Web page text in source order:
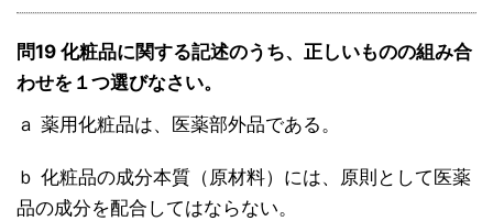
問19 化粧品に関する記述のうち、正しいものの組み合
わせを１つ選びなさい。
ａ 薬用化粧品は、医薬部外品である。
ｂ 化粧品の成分本質（原材料）には、原則として医薬
品の成分を配合してはならない。